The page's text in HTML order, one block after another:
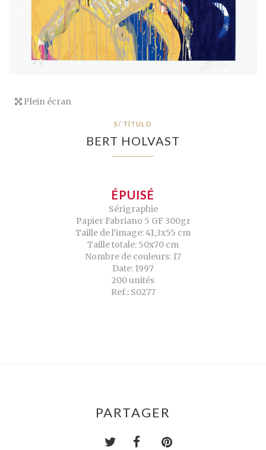
Plein écran
S/ TÍTULO
BERT HOLVAST
ÉPUISÉ
Sérigraphie
Papier Fabriano 5 GF 300gr
Taille de l'image: 41,3x55 cm
Taille totale: 50x70 cm
Nombre de couleurs: 17
Date: 1997
200 unités
Ref.: S0277
PARTAGER